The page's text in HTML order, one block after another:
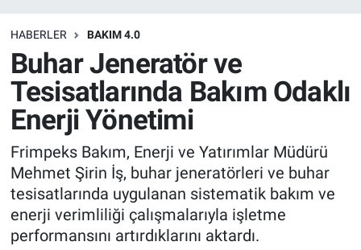
HABERLER BAKIM 4.0
Buhar Jeneratör ve
Tesisatlarında Bakım Odaklı
Enerji Yönetimi
Frimpeks Bakım, Enerji ve Yatırımlar Müdürü
Mehmet Şirin İş, buhar jeneratörleri ve buhar
tesisatlarında uygulanan sistematik bakım ve
enerji verimliliği çalışmalarıyla işletme
performansını artırdıklarını aktardı.
İnşaat ve Malzeme
HaberOrtak
EndüstriST
Enerjisini Üreten Fabrikalar